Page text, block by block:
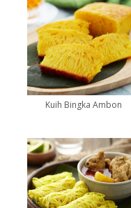
Kuih Bingka Ambon